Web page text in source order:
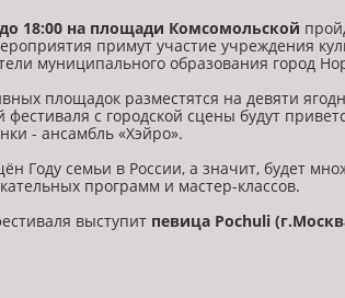
до 18:00 на площади Комсомольской
примут участие учреждения
муниципального образования город
площадок разместятся на девяти
фестиваля с городской сцены будут
- ансамбль «Хэйро».
Году семьи в России, а значит, будет
программ и мастер-классов.
выступит певица Pochuli